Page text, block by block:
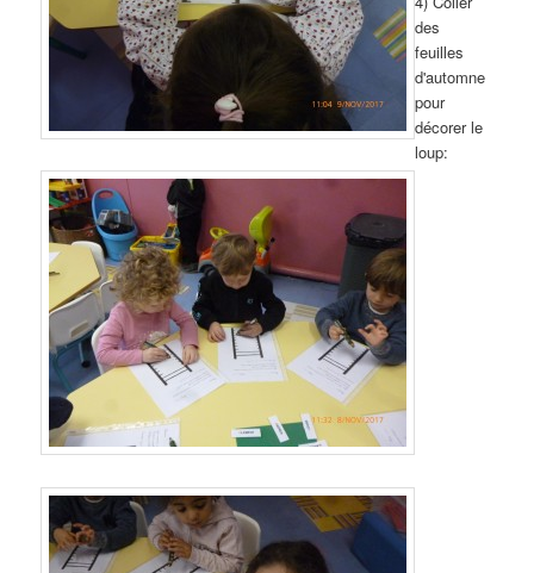
des
feuilles
d'automne
pour
décorer le
loup: